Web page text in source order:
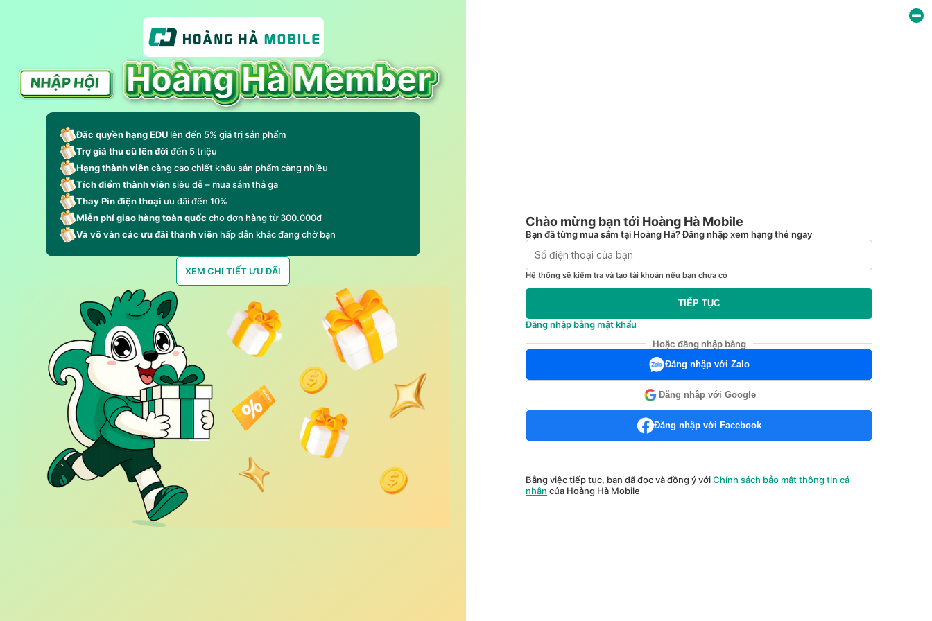
Đặc quyền hạng EDU lên đến 5% giá trị sản phẩm
Trợ giá thu cũ lên đời đến 5 triệu
Hạng thành viêncàng cao chiết khấu sản phẩm càng nhiều
Tích điểm thành viênsiêu dễ – mua sắm thả ga
Thay Pin điện thoại ưu đãi đến 10%
Miễn phí giao hàng toàn quốccho đơn hàng từ 300.000đ
Và vô vàn các ưu đãi thành viên hấp dẫn khác đang chờ bạn
XEM CHI TIẾT ƯU ĐÃI
Chào mừng bạn tới Hoàng Hà Mobile
Bạn đã từng mua sắm tại Hoàng Hà? Đăng nhập xem hạng thẻ ngay
Hệ thống sẽ kiểm tra và tạo tài khoản nếu bạn chưa có
TIẾP TỤC
Đăng nhập bằng mật khẩu
Hoặc đăng nhập bằng
Đăng nhập với Zalo
Đăng nhập với Google
Đăng nhập với Facebook
Bằng việc tiếp tục, bạn đã đọc và đồng ý vớiChính sách bảo mật thông tin cá
nhân của Hoàng Hà Mobile